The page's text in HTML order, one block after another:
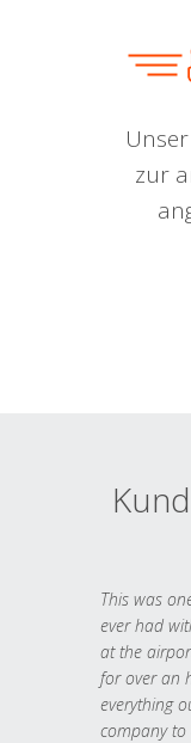
zur
This was
ever had
at the
for over an
everything
company to